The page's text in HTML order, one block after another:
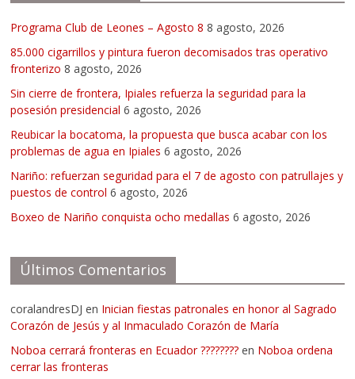
Programa Club de Leones – Agosto 8 8 agosto, 2026
85.000 cigarrillos y pintura fueron decomisados tras operativo
fronterizo 8 agosto, 2026
Sin cierre de frontera, Ipiales refuerza la seguridad para la
posesión presidencial 6 agosto, 2026
Reubicar la bocatoma, la propuesta que busca acabar con los
problemas de agua en Ipiales 6 agosto, 2026
Nariño: refuerzan seguridad para el 7 de agosto con patrullajes y
puestos de control 6 agosto, 2026
Boxeo de Nariño conquista ocho medallas 6 agosto, 2026
Últimos Comentarios
coralandresDJ en Inician fiestas patronales en honor al Sagrado
Corazón de Jesús y al Inmaculado Corazón de María
Noboa cerrará fronteras en Ecuador ???????? en Noboa ordena
cerrar las fronteras